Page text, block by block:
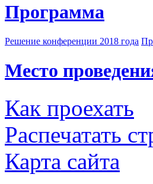
Программа
Решение конференции 2018 года
Место
Как проехать
Распечатать
Карта сайта